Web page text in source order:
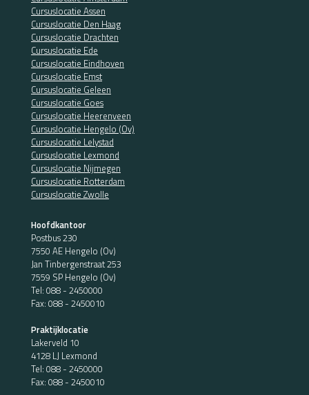
Cursuslocatie Assen
Cursuslocatie Den Haag
Cursuslocatie Drachten
Cursuslocatie Ede
Cursuslocatie Eindhoven
Cursuslocatie Emst
Cursuslocatie Geleen
Cursuslocatie Goes
Cursuslocatie Heerenveen
Cursuslocatie Hengelo (Ov)
Cursuslocatie Lelystad
Cursuslocatie Lexmond
Cursuslocatie Nijmegen
Cursuslocatie Rotterdam
Cursuslocatie Zwolle
Hoofdkantoor
Postbus 230
7550 AE Hengelo (Ov)
Jan Tinbergenstraat 253
7559 SP Hengelo (Ov)
Tel: 088 - 2450000
Fax: 088 - 2450010
Praktijklocatie
Lakerveld 10
4128 LJ Lexmond
Tel: 088 - 2450000
Fax: 088 - 2450010